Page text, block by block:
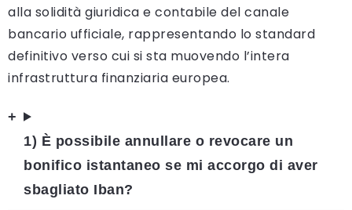
alla solidità giuridica e contabile del canale
bancario ufficiale, rappresentando lo standard
definitivo verso cui si sta muovendo l’intera
infrastruttura finanziaria europea.
+
1) È possibile annullare o revocare un
bonifico istantaneo se mi accorgo di aver
sbagliato Iban?